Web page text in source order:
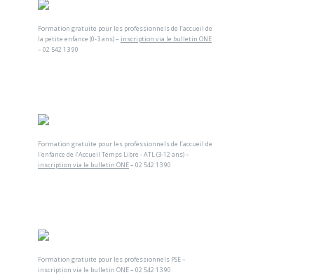
Formation gratuite pour les professionnels de l’accueil de
la petite enfance (0-3 ans) – inscription via le bulletin ONE
– 02 542 13 90
Formation gratuite pour les professionnels de l’accueil de
l'enfance de l’Accueil Temps Libre - ATL (3-12 ans) –
inscription via le bulletin ONE– 02 542 13 90
Formation gratuite pour les professionnels PSE –
inscription via le bulletin ONE – 02 542 13 90